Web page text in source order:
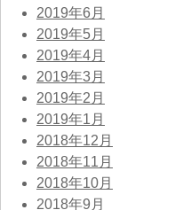
2019年6月
2019年5月
2019年4月
2019年3月
2019年2月
2019年1月
2018年12月
2018年11月
2018年10月
2018年9月